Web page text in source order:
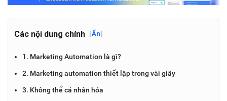
Các nội dung chính [Ẩn]
1. Marketing Automation là gì?
2. Marketing automation thiết lập trong vài giây
3. Không thể cá nhân hóa